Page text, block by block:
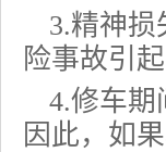
3.精神
险事故引
4.修车期
因此，如